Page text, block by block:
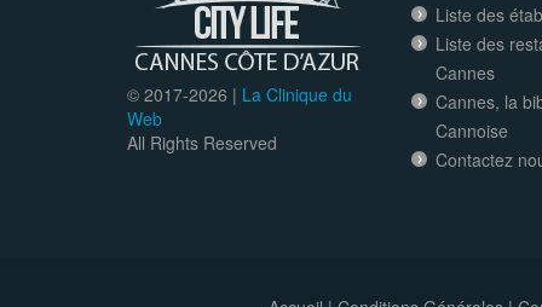
© 2017-2026 | La Clinique du
Web
All Rights Reserved
Liste des
Liste des
Cannes
Cannes, la
Cannoise
Contactez